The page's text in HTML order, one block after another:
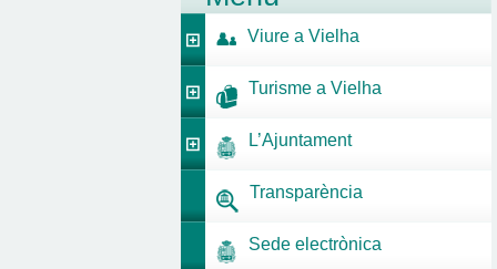
Viure a Vielha
Turisme a Vielha
L’Ajuntament
Transparència
Sede electrònica